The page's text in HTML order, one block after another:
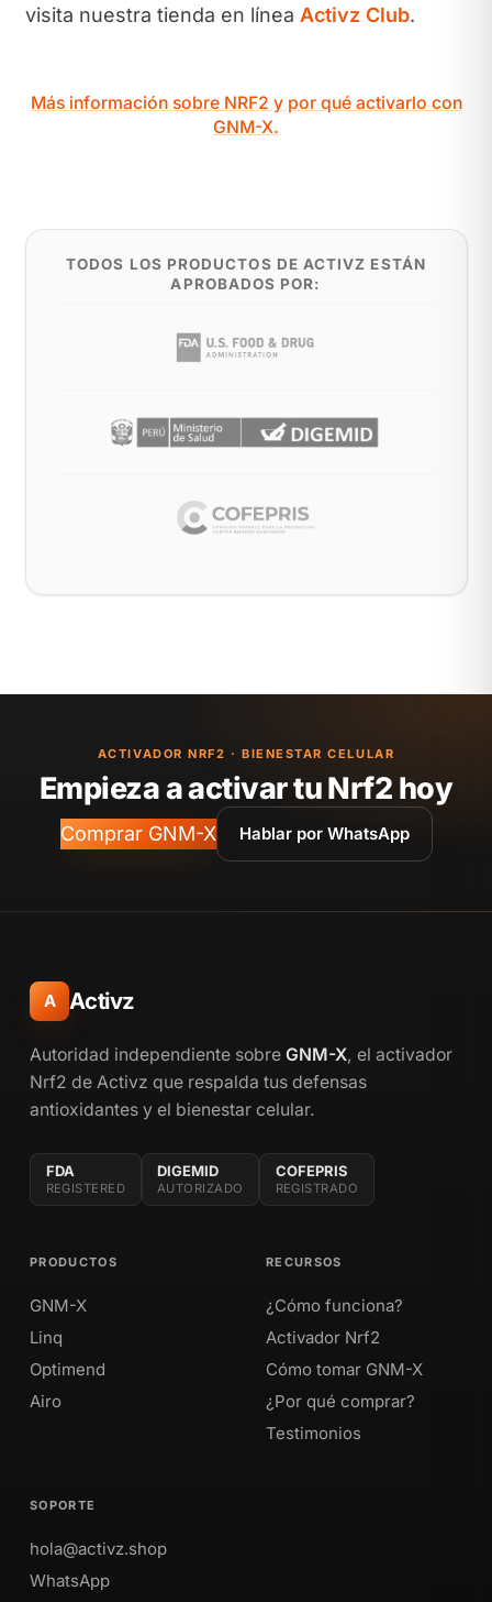
visita nuestra tienda en línea Activz Club.
Más información sobre NRF2 y por qué activarlo con
GNM-X.
TODOS LOS PRODUCTOS DE ACTIVZ ESTÁN
APROBADOS POR:
ACTIVADOR NRF2 · BIENESTAR CELULAR
Empieza a activar tu Nrf2 hoy
Comprar GNM-X Hablar por WhatsApp
A Activz
Autoridad independiente sobre GNM-X, el activador
Nrf2 de Activz que respalda tus defensas
antioxidantes y el bienestar celular.
FDA
REGISTERED
DIGEMID
AUTORIZADO
COFEPRIS
REGISTRADO
PRODUCTOS
GNM-X
Linq
Optimend
Airo
RECURSOS
¿Cómo funciona?
Activador Nrf2
Cómo tomar GNM-X
¿Por qué comprar?
Testimonios
SOPORTE
hola@activz.shop
WhatsApp